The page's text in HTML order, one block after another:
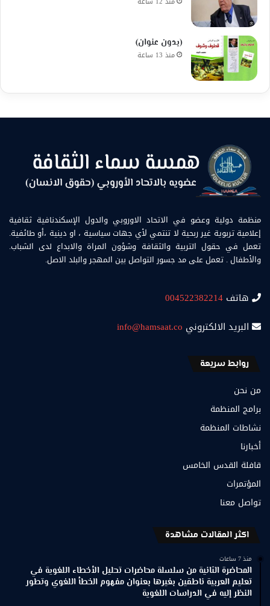
(بدون عنوان)
منذ 13 ساعة
منظمة دولية وعضو في الاتحاد الاوروبي والدول الإسكندنافية ثقافية
إعلامية تربوية غير ربحية لا تنتمي لأي جهات سياسية ، او دينية ،أو طائفية.
تعمل في حقول التربية والثقافة وشؤون المراة والابداع لدى الشباب.
والأطفال . تعمل على مد جسور التواصل بين المهجر والبلد الاصل.
هاتف 004522382214
البريد الالكتروني info@hamsaat.co
روابط سريعة
من نحن
برامج المنظمة
نشاطات المنظمة
أخبارنا
قافلة القدس الخامس
المؤتمرات
تواصل معنا
اكثر المقالات مشاهدة
منذ 7 ساعات
المحاضرة الثانية من سلسلة محاضرات تحليل الأخطاء اللغوية في
تعليم العربية ناطقين بغيرها بعنوان مفهوم الخطأ اللغوي وتطور
النظر إليه في الدراسات اللغوية